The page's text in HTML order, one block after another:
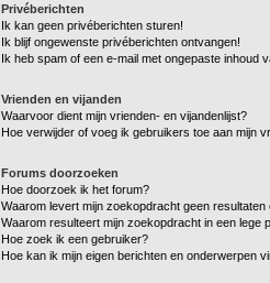
Privéberichten
Ik kan geen privéberichten sturen!
Ik blijf ongewenste privéberichten ontvangen!
Ik heb spam of een e-mail met ongepaste inhoud
Vrienden en vijanden
Waarvoor dient mijn vrienden- en vijandenlijst?
Hoe verwijder of voeg ik gebruikers toe aan mijn
Forums doorzoeken
Hoe doorzoek ik het forum?
Waarom levert mijn zoekopdracht geen resultaten
Waarom resulteert mijn zoekopdracht in een lege
Hoe zoek ik een gebruiker?
Hoe kan ik mijn eigen berichten en onderwerpen